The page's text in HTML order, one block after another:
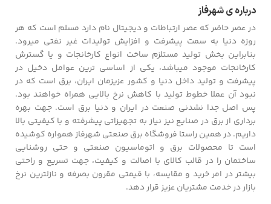
درباره ی شهرفاز
در عصر حاضر که عصر ارتباطات و دیجیتال نام دارد مسلم است که هر
روزه دنیا به سمت پیشرفت و افزایش تولیدات غیر نفتی میرود.
بنابراین بخش تولید مستلزم ساخت انواع کارخانجات و یا گسترش
کارخانجات موجود میباشد، یکی از اساسی ترین عوامل دخیل در
پیشرفت و تولید داخل دنیا و کشور عزیزمان ایران، برق است که در
نبود آن عملا خطوط تولید با کاهش نرخ بالایی همراه خواهند بود.
پس اصل جدا نشدنی صنعت در ایران و دنیا برق است. جهت بهره
برداری از برق در صنایع نیز نیاز به تجهیزاتی پیشرفته و با کیفیتی بالا
داریم. در همین راستا فروشگاه برق صنعتی شهرفاز همواره کوشیده
است تا محصولات برق و اتوماسیون صنعتی و حتی روشنایی
ساختمان را در قالب کالای با اصالت و کیفیت، جهت تسریع و راحتی
بیشتر در امر خرید و مقایسه، با قیمتی مقرون بصرفه و نازلترین نرخ
بازار در خدمت مشتریان عزیز قرار دهد.